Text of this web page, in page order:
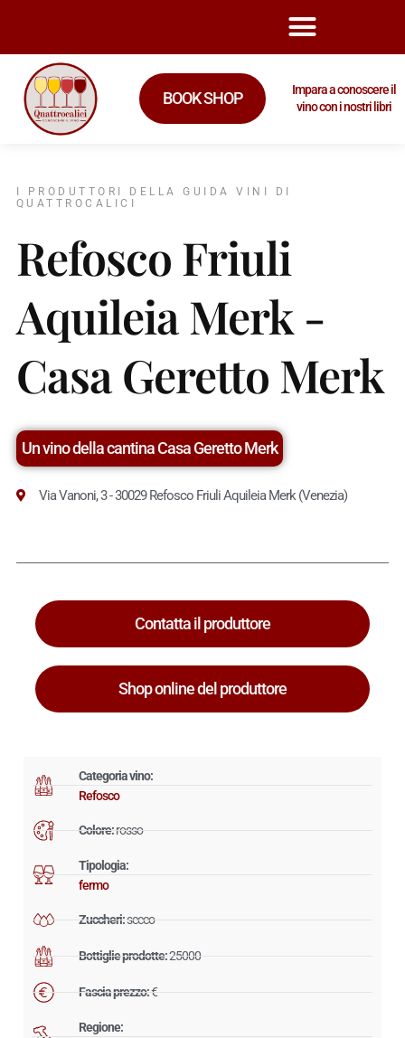
BOOK SHOP
Impara a conoscere il
vino con i nostri libri
I PRODUTTORI DELLA GUIDA VINI DI
QUATTROCALICI
Refosco Friuli
Aquileia Merk -
Casa Geretto Merk
Un vino della cantina Casa Geretto Merk
Via Vanoni, 3 - 30029 Refosco Friuli Aquileia Merk (Venezia)
Categoria vino:
Refosco
Colore:rosso
Tipologia:
fermo
Zuccheri:secco
Bottiglie prodotte:25000
Fascia prezzo:€
Regione:
Contatta il produttore
Shop online del produttore